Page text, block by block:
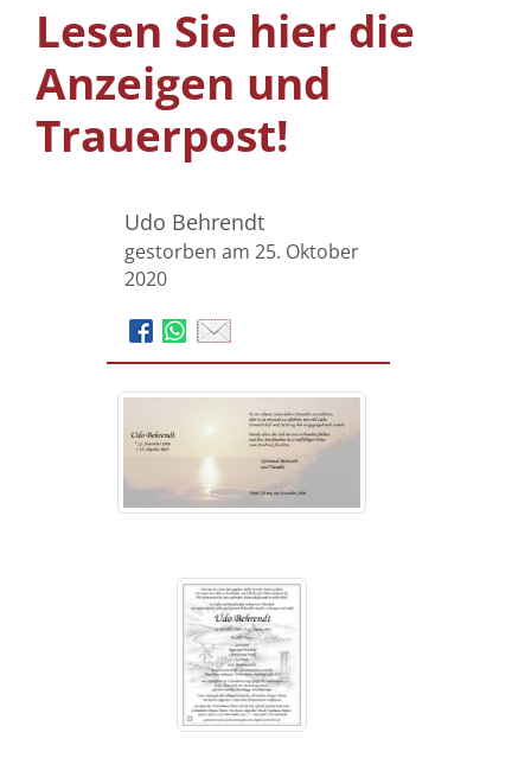
Lesen Sie hier die
Anzeigen und
Trauerpost!
Udo Behrendt
gestorben am 25. Oktober
2020